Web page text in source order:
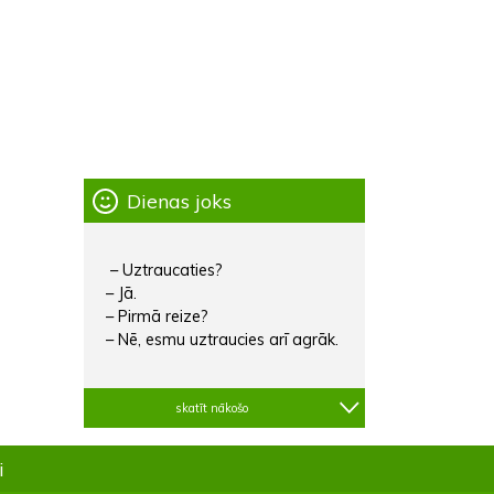
Dienas joks
– Uztraucaties?
– Jā.
– Pirmā reize?
– Nē, esmu uztraucies arī agrāk.
skatīt nākošo